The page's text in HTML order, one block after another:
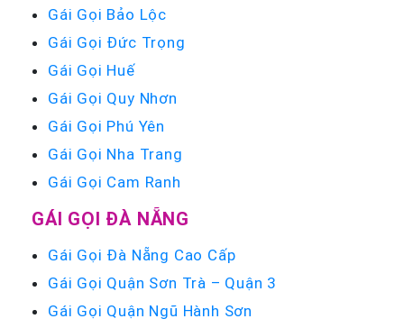
Gái Gọi Bảo Lộc
Gái Gọi Đức Trọng
Gái Gọi Huế
Gái Gọi Quy Nhơn
Gái Gọi Phú Yên
Gái Gọi Nha Trang
Gái Gọi Cam Ranh
GÁI GỌI ĐÀ NẴNG
Gái Gọi Đà Nẵng Cao Cấp
Gái Gọi Quận Sơn Trà – Quận 3
Gái Gọi Quận Ngũ Hành Sơn